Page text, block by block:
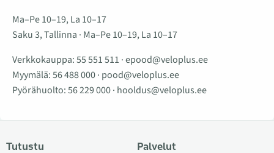
Ma–Pe 10–19, La 10–17
Saku 3, Tallinna · Ma–Pe 10–19, La 10–17
Verkkokauppa:55 551 511 ·epood@veloplus.ee
Myymälä:56 488 000· pood@veloplus.ee
Pyörähuolto:56 229 000· hooldus@veloplus.ee
Tutustu Palvelut